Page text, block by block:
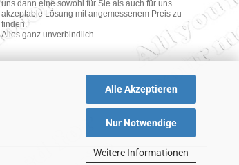
Alle Akzeptieren
Nur Notwendige
Weitere Informationen
uns dann eine sowohl für Sie als auch für uns
akzeptable Lösung mit angemessenem Preis zu
finden.
Alles ganz unverbindlich.